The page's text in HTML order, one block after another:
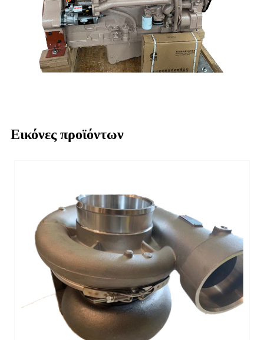
Εικόνες προϊόντων